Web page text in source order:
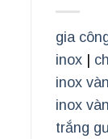
gia
inox|
inox
inox
trắng